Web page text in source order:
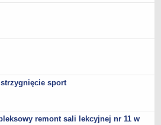
sport
remont sali lekcyjnej nr 11 w